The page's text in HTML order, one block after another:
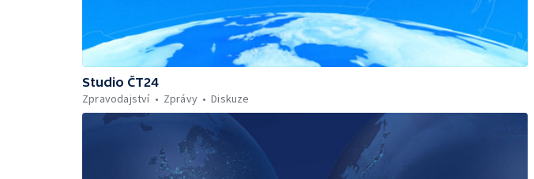
Studio ČT24
Zpravodajství
Zprávy Diskuze